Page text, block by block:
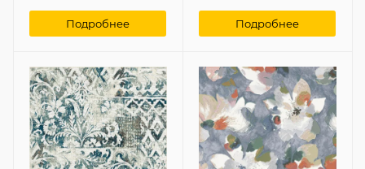
Подробнее Подробнее